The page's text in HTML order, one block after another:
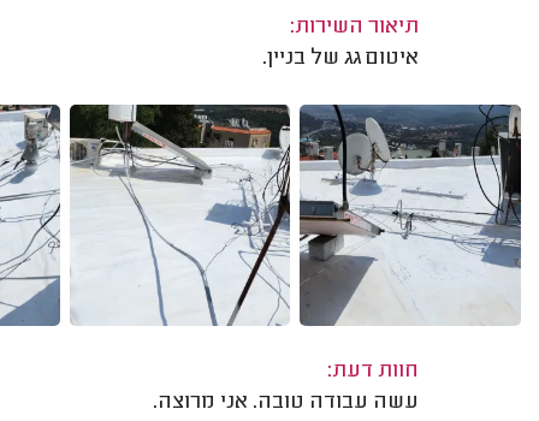
תיאור השירות:
איטום גג של בניין.
חוות דעת:
עשה עבודה טובה. אני מרוצה.